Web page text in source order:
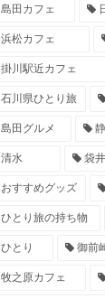
島田カフェ
浜松カフェ
掛川駅近カフェ
石川県ひとり旅
島田グルメ
清水 袋
おすすめグッズ
ひとり旅の持ち物
ひとり 御前
牧之原カフェ